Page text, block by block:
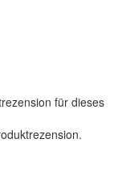
für dieses
.